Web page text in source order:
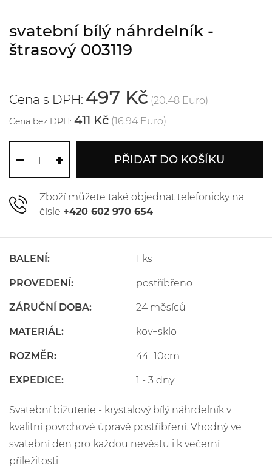
svatební bílý náhrdelník -
štrasový 003119
Cena s DPH: 497 Kč (20.48 Euro)
Cena bez DPH: 411 Kč (16.94 Euro)
PŘIDAT DO KOŠÍKU
Zboží můžete také objednat telefonicky na
čísle +420 602 970 654
BALENÍ: 1 ks
PROVEDENÍ: postříbřeno
ZÁRUČNÍ DOBA: 24 měsíců
MATERIÁL: kov+sklo
ROZMĚR: 44+10cm
EXPEDICE: 1 - 3 dny
Svatební bižuterie - krystalový bílý náhrdelník v
kvalitní povrchové úpravě postříbření. Vhodný ve
svatební den pro každou nevěstu i k večerní
příležitosti.